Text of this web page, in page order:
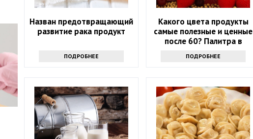
Назван предотвращающий
развитие рака продукт
ПОДРОБНЕЕ
Какого цвета продукты
самые полезные и ценные
после 60? Палитра в
ПОДРОБНЕЕ